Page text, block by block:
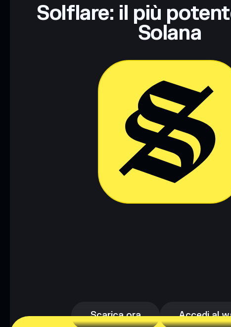
Solflare: il più
Solana
Scarica ora Accedi al